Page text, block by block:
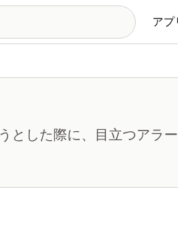
アプ
とした際に、目立つアラー